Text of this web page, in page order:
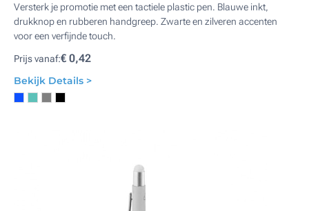
Versterk je promotie met een tactiele plastic pen. Blauwe inkt,
drukknop en rubberen handgreep. Zwarte en zilveren accenten
voor een verfijnde touch.
Prijs vanaf:€ 0,42
Bekijk Details >